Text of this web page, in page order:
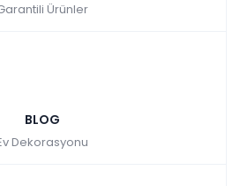
Ürünler
BLOG
Dekorasyonu